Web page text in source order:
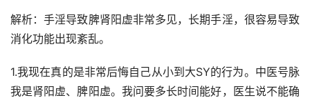
解析：手淫导致脾肾阳虚非常多见，长期手淫，很容易导致
消化功能出现紊乱。
1.我现在真的是非常后悔自己从小到大SY的行为。中医号脉
我是肾阳虚、脾阳虚。我问要多长时间能好，医生说不能确